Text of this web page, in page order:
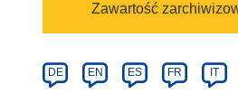
Category
Zawartość
Article
available
DE EN ES FR IT